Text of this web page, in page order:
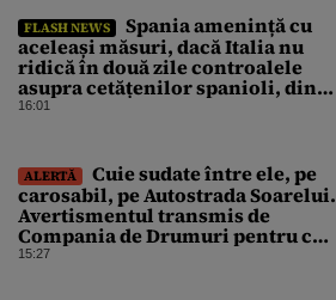
FLASH NEWS
Spania amenință cu
aceleași măsuri, dacă Italia nu
ridică în două zile controalele
asupra cetățenilor spanioli, din
cauza crizei migrației
16:01
ALERTĂ
Cuie sudate între ele, pe
carosabil, pe Autostrada Soarelui.
Avertismentul transmis de
Compania de Drumuri pentru cei
care tranzitează A2
15:27